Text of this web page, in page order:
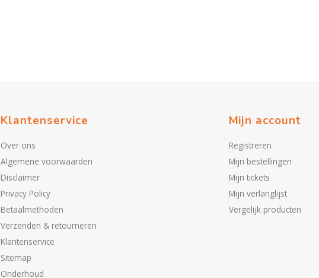
Klantenservice
Over ons
Algemene voorwaarden
Disclaimer
Privacy Policy
Betaalmethoden
Verzenden & retourneren
Klantenservice
Sitemap
Onderhoud
Mijn account
Registreren
Mijn bestellingen
Mijn tickets
Mijn verlanglijst
Vergelijk producten